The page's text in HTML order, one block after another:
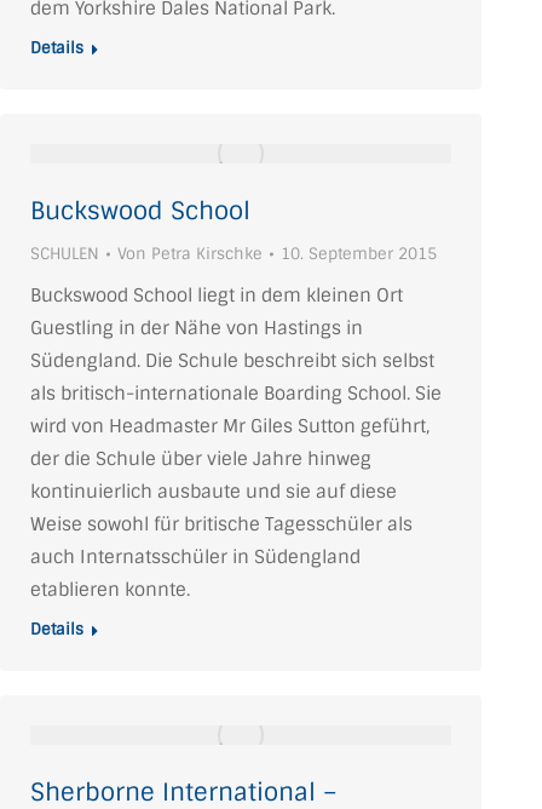
dem Yorkshire Dales National Park.
Details
Buckswood School
SCHULEN Von Petra Kirschke 10. September 2015
Buckswood School liegt in dem kleinen Ort
Guestling in der Nähe von Hastings in
Südengland. Die Schule beschreibt sich selbst
als britisch-internationale Boarding School. Sie
wird von Headmaster Mr Giles Sutton geführt,
der die Schule über viele Jahre hinweg
kontinuierlich ausbaute und sie auf diese
Weise sowohl für britische Tagesschüler als
auch Internatsschüler in Südengland
etablieren konnte.
Details
Sherborne International –